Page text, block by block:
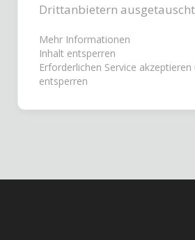
Drittanbietern
Mehr Informationen
Inhalt entsperren
Erforderlichen Service
entsperren